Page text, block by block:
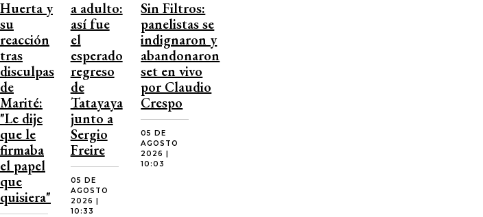
Huerta y
su
reacción
tras
disculpas
de
Marité:
"Le dije
que le
firmaba
el papel
que
quisiera"
a adulto:
así fue
el
esperado
regreso
de
Tatayaya
junto a
Sergio
Freire
05 DE
AGOSTO
2026 |
10:33
Sin Filtros:
panelistas se
indignaron y
abandonaron
set en vivo
por Claudio
Crespo
05 DE
AGOSTO
2026 |
10:03